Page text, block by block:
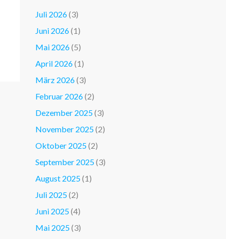
Juli 2026(3)
Juni 2026(1)
Mai 2026(5)
April 2026(1)
März 2026(3)
Februar 2026(2)
Dezember 2025(3)
November 2025(2)
Oktober 2025(2)
September 2025(3)
August 2025(1)
Juli 2025(2)
Juni 2025(4)
Mai 2025(3)